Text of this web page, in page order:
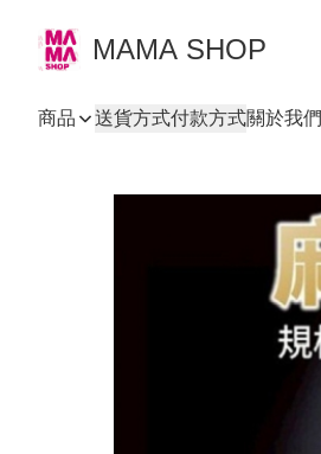
MAMA SHOP
商品 送貨方式付款方式關於我們